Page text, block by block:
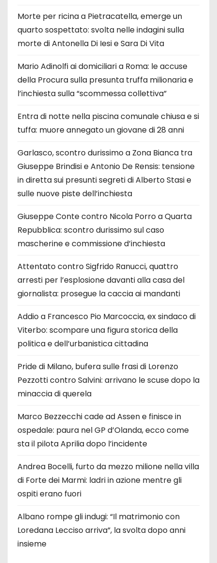
Morte per ricina a Pietracatella, emerge un
quarto sospettato: svolta nelle indagini sulla
morte di Antonella Di Iesi e Sara Di Vita
Mario Adinolfi ai domiciliari a Roma: le accuse
della Procura sulla presunta truffa milionaria e
l’inchiesta sulla “scommessa collettiva”
Entra di notte nella piscina comunale chiusa e si
tuffa: muore annegato un giovane di 28 anni
Garlasco, scontro durissimo a Zona Bianca tra
Giuseppe Brindisi e Antonio De Rensis: tensione
in diretta sui presunti segreti di Alberto Stasi e
sulle nuove piste dell’inchiesta
Giuseppe Conte contro Nicola Porro a Quarta
Repubblica: scontro durissimo sul caso
mascherine e commissione d’inchiesta
Attentato contro Sigfrido Ranucci, quattro
arresti per l’esplosione davanti alla casa del
giornalista: prosegue la caccia ai mandanti
Addio a Francesco Pio Marcoccia, ex sindaco di
Viterbo: scompare una figura storica della
politica e dell’urbanistica cittadina
Pride di Milano, bufera sulle frasi di Lorenzo
Pezzotti contro Salvini: arrivano le scuse dopo la
minaccia di querela
Marco Bezzecchi cade ad Assen e finisce in
ospedale: paura nel GP d’Olanda, ecco come
sta il pilota Aprilia dopo l’incidente
Andrea Bocelli, furto da mezzo milione nella villa
di Forte dei Marmi: ladri in azione mentre gli
ospiti erano fuori
Albano rompe gli indugi: “Il matrimonio con
Loredana Lecciso arriva”, la svolta dopo anni
insieme